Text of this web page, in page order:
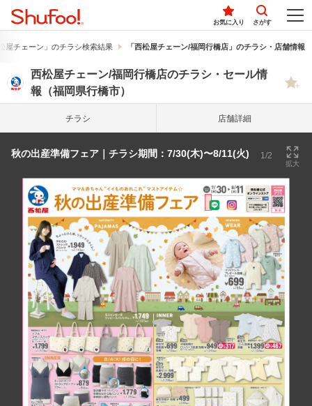
お気に入り さがす
屋チェーン」のチラシ検索結果 「西松屋チェーン/福岡行橋店」のチラシ・店舗情報
西松屋チェーン/福岡行橋店のチラシ・セール情
報（福岡県行橋市）
チラシ 店舗詳細
秋の出産準備フェア｜チラシ期間：7/30(木)〜8/11(火) 1/2
拡大